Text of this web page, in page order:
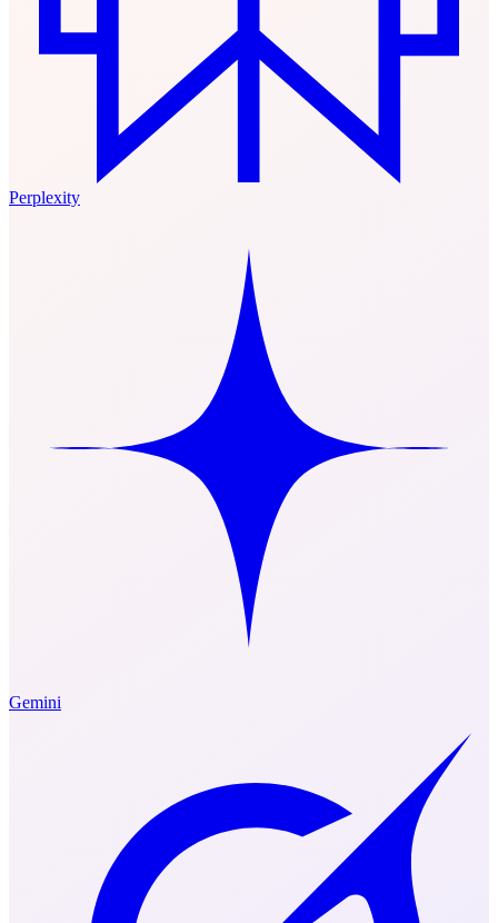
Perplexity
Gemini